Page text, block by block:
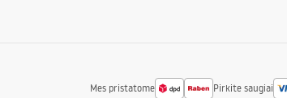
Mes pristatome Pirkite saugiai